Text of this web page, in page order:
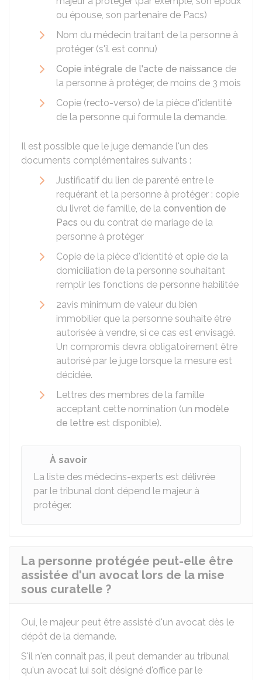
ou épouse, son partenaire de Pacs)
Nom du médecin traitant de la personne à
protéger (s'il est connu)
Copie intégrale de l'acte de naissance de
la personne à protéger, de moins de 3 mois
Copie (recto-verso) de la pièce d'identité
de la personne qui formule la demande.
Il est possible que le juge demande l'un des
documents complémentaires suivants :
Justificatif du lien de parenté entre le
requérant et la personne à protéger : copie
du livret de famille, de la convention de
Pacs ou du contrat de mariage de la
personne à protéger
Copie de la pièce d'identité et opie de la
domiciliation de la personne souhaitant
remplir les fonctions de personne habilitée
2avis minimum de valeur du bien
immobilier que la personne souhaite être
autorisée à vendre, si ce cas est envisagé.
Un compromis devra obligatoirement être
autorisé par le juge lorsque la mesure est
décidée.
Lettres des membres de la famille
acceptant cette nomination (un modèle
de lettre est disponible).
À savoir
La liste des médecins-experts est délivrée
par le tribunal dont dépend le majeur à
protéger.
La personne protégée peut-elle être
assistée d'un avocat lors de la mise
sous curatelle ?
Oui, le majeur peut être assisté d'un avocat dès le
dépôt de la demande.
S'il n'en connaît pas, il peut demander au tribunal
qu'un avocat lui soit désigné d'office par le